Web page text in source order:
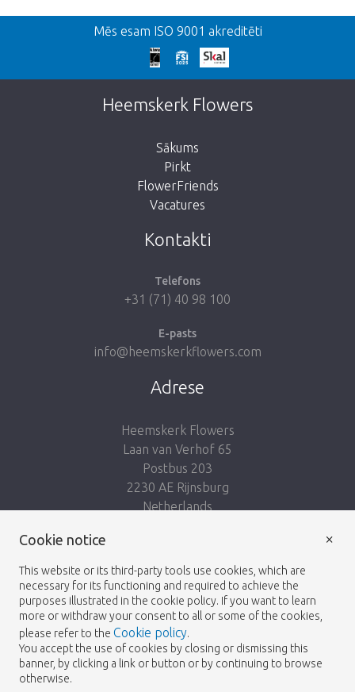
Atpakaļ
We're sorry
This page does not exist. Click on the
button below to return to the shop.
Mēs esam ISO 9001 akreditēti
Heemskerk Flowers
Sākums
Pirkt
FlowerFriends
Vacatures
Kontakti
Telefons
+31 (71) 40 98 100
E-pasts
info@heemskerkflowers.com
Adrese
Heemskerk Flowers
Laan van Verhof 65
Postbus 203
2230 AE Rijnsburg
Netherlands
© 2026 - Heemskerk Flowers
Cookie notice
This website or its third-party tools use cookies, which are
necessary for its functioning and required to achieve the
purposes illustrated in the cookie policy. If you want to learn
more or withdraw your consent to all or some of the cookies,
please refer to the Cookie policy.
You accept the use of cookies by closing or dismissing this
banner, by clicking a link or button or by continuing to browse
otherwise.
×